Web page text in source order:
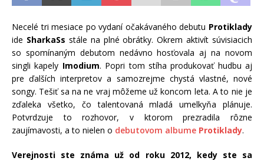
Necelé tri mesiace po vydaní očakávaného debutu Protiklady
ide SharkaSs stále na plné obrátky. Okrem aktivít súvisiacich
so spomínaným debutom nedávno hosťovala aj na novom
singli kapely Imodium. Popri tom stíha produkovať hudbu aj
pre ďalších interpretov a samozrejme chystá vlastné, nové
songy. Tešiť sa na ne vraj môžeme už koncom leta. A to nie je
zďaleka všetko, čo talentovaná mladá umelkyňa plánuje.
Potvrdzuje to rozhovor, v ktorom prezradila rôzne
zaujímavosti, a to nielen o debutovom albume Protiklady.
Verejnosti ste známa už od roku 2012, kedy ste sa